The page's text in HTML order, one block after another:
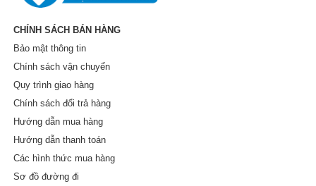
CHÍNH SÁCH BÁN HÀNG
Bảo mật thông tin
Chính sách vận chuyển
Quy trình giao hàng
Chính sách đổi trả hàng
Hướng dẫn mua hàng
Hướng dẫn thanh toán
Các hình thức mua hàng
Sơ đồ đường đi